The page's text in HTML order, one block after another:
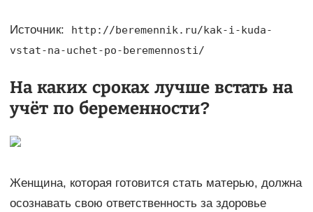
Источник:
http://beremennik.ru/kak-i-kuda-
vstat-na-uchet-po-beremennosti/
На каких сроках лучше встать на
учёт по беременности?
Женщина, которая готовится стать матерью, должна
осознавать свою ответственность за здоровье